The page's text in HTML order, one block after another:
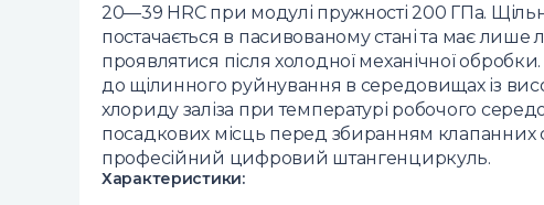
20—39 HRC при модулі пружності 200 ГПа.
постачається в пасивованому стані та має лише
проявлятися після холодної механічної
до щілинного руйнування в середовищах із
хлориду заліза при температурі робочого
посадкових місць перед збиранням
професійний цифровий штангенциркуль.
Характеристики: